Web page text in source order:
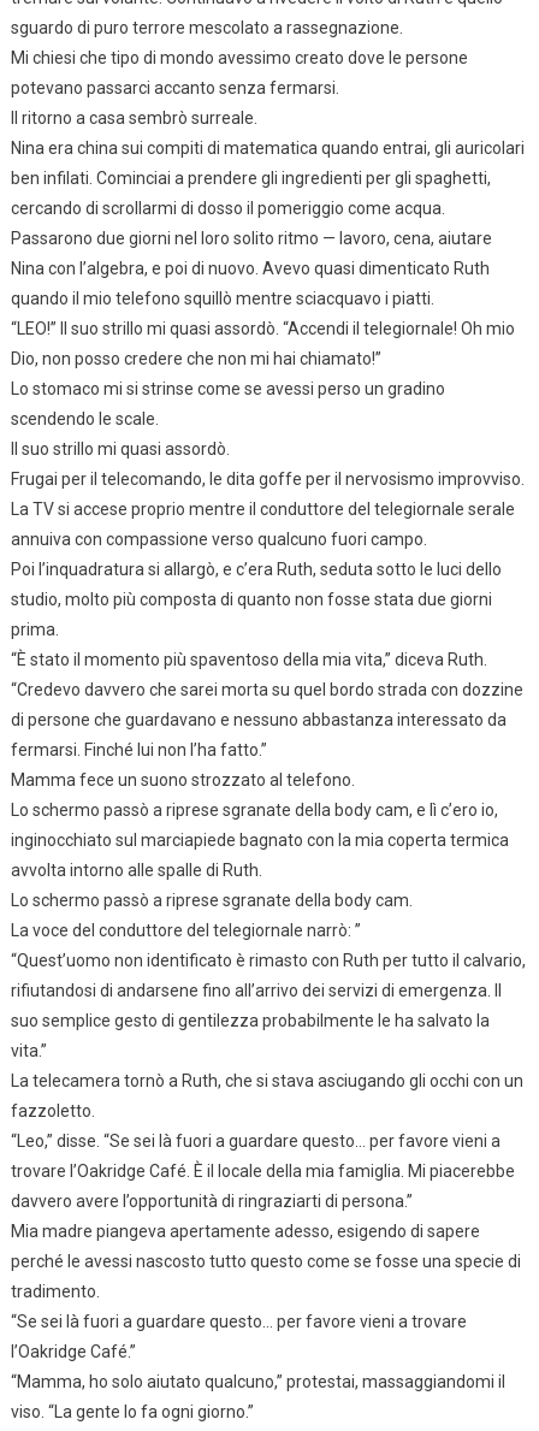
sguardo di puro terrore mescolato a rassegnazione.
Mi chiesi che tipo di mondo avessimo creato dove le persone
potevano passarci accanto senza fermarsi.
Il ritorno a casa sembrò surreale.
Nina era china sui compiti di matematica quando entrai, gli auricolari
ben infilati. Cominciai a prendere gli ingredienti per gli spaghetti,
cercando di scrollarmi di dosso il pomeriggio come acqua.
Passarono due giorni nel loro solito ritmo — lavoro, cena, aiutare
Nina con l’algebra, e poi di nuovo. Avevo quasi dimenticato Ruth
quando il mio telefono squillò mentre sciacquavo i piatti.
“LEO!” Il suo strillo mi quasi assordò. “Accendi il telegiornale! Oh mio
Dio, non posso credere che non mi hai chiamato!”
Lo stomaco mi si strinse come se avessi perso un gradino
scendendo le scale.
Il suo strillo mi quasi assordò.
Frugai per il telecomando, le dita goffe per il nervosismo improvviso.
La TV si accese proprio mentre il conduttore del telegiornale serale
annuiva con compassione verso qualcuno fuori campo.
Poi l’inquadratura si allargò, e c’era Ruth, seduta sotto le luci dello
studio, molto più composta di quanto non fosse stata due giorni
prima.
“È stato il momento più spaventoso della mia vita,” diceva Ruth.
“Credevo davvero che sarei morta su quel bordo strada con dozzine
di persone che guardavano e nessuno abbastanza interessato da
fermarsi. Finché lui non l’ha fatto.”
Mamma fece un suono strozzato al telefono.
Lo schermo passò a riprese sgranate della body cam, e lì c’ero io,
inginocchiato sul marciapiede bagnato con la mia coperta termica
avvolta intorno alle spalle di Ruth.
Lo schermo passò a riprese sgranate della body cam.
La voce del conduttore del telegiornale narrò: ”
“Quest’uomo non identificato è rimasto con Ruth per tutto il calvario,
rifiutandosi di andarsene fino all’arrivo dei servizi di emergenza. Il
suo semplice gesto di gentilezza probabilmente le ha salvato la
vita.”
La telecamera tornò a Ruth, che si stava asciugando gli occhi con un
fazzoletto.
“Leo,” disse. “Se sei là fuori a guardare questo… per favore vieni a
trovare l’Oakridge Café. È il locale della mia famiglia. Mi piacerebbe
davvero avere l’opportunità di ringraziarti di persona.”
Mia madre piangeva apertamente adesso, esigendo di sapere
perché le avessi nascosto tutto questo come se fosse una specie di
tradimento.
“Se sei là fuori a guardare questo… per favore vieni a trovare
l’Oakridge Café.”
“Mamma, ho solo aiutato qualcuno,” protestai, massaggiandomi il
viso. “La gente lo fa ogni giorno.”